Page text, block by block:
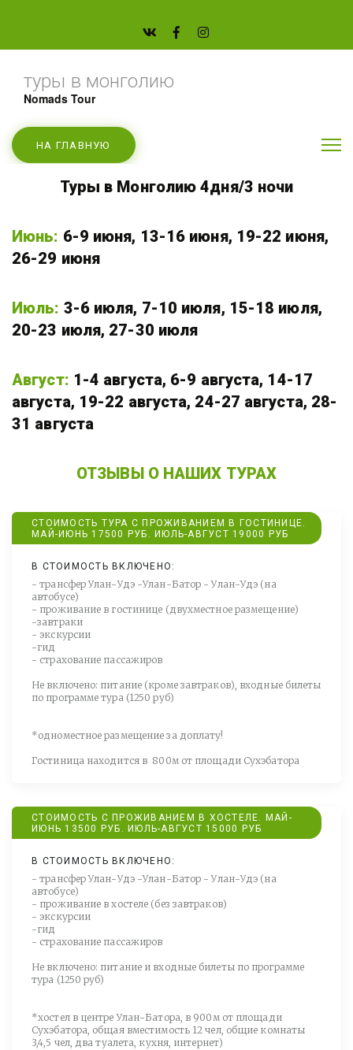
туры в монголию
Nomads Tour
НА ГЛАВНУЮ
Туры в Монголию 4дня/3 ночи
Июнь: 6-9 июня, 13-16 июня, 19-22 июня,
26-29 июня
Июль: 3-6 июля, 7-10 июля, 15-18 июля,
20-23 июля, 27-30 июля
Август: 1-4 августа, 6-9 августа, 14-17
августа, 19-22 августа, 24-27 августа, 28-
31 августа
ОТЗЫВЫ О НАШИХ ТУРАХ
В СТОИМОСТЬ ВКЛЮЧЕНО:
СТОИМОСТЬ ТУРА С ПРОЖИВАНИЕМ В ГОСТИНИЦЕ.
МАЙ-ИЮНЬ 17500 РУБ. ИЮЛЬ-АВГУСТ 19000 РУБ
- трансфер Улан-Удэ -Улан-Батор - Улан-Удэ (на
автобусе)
- проживание в гостинице (двухместное размещение)
-завтраки
- экскурсии
-гид
- страхование пассажиров
Не включено: питание (кроме завтраков), входные билеты
по программе тура (1250 руб)
*одноместное размещение за доплату!
Гостиница находится в 800м от площади Сухэбатора
В СТОИМОСТЬ ВКЛЮЧЕНО:
СТОИМОСТЬ С ПРОЖИВАНИЕМ В ХОСТЕЛЕ. МАЙ-
ИЮНЬ 13500 РУБ. ИЮЛЬ-АВГУСТ 15000 РУБ
- трансфер Улан-Удэ -Улан-Батор - Улан-Удэ (на
автобусе)
- проживание в хостеле (без завтраков)
- экскурсии
-гид
- страхование пассажиров
Не включено: питание и входные билеты по программе
тура (1250 руб)
*хостел в центре Улан-Батора, в 900м от площади
Сухэбатора, общая вместимость 12 чел, общие комнаты
3,4,5 чел, два туалета, кухня, интернет)